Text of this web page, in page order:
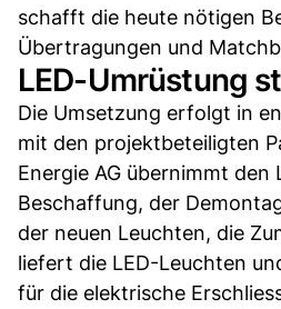
schafft die heute nötigen
Übertragungen und
LED-Umrüstung
Die Umsetzung erfolgt in
mit den projektbeteiligten
Energie AG übernimmt den
Beschaffung, der
der neuen Leuchten, die
liefert die LED-Leuchten
für die elektrische